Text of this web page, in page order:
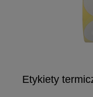
Etykiety